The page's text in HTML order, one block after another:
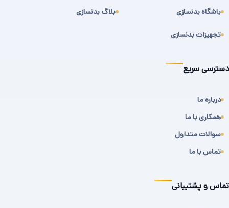
باشگاه بدنسازی
تجهیزات بدنسازی
بلاگ بدنسازی
دسترسی سریع
درباره ما
همکاری با ما
سوالات متداول
تماس با ما
تماس و پشتیبانی